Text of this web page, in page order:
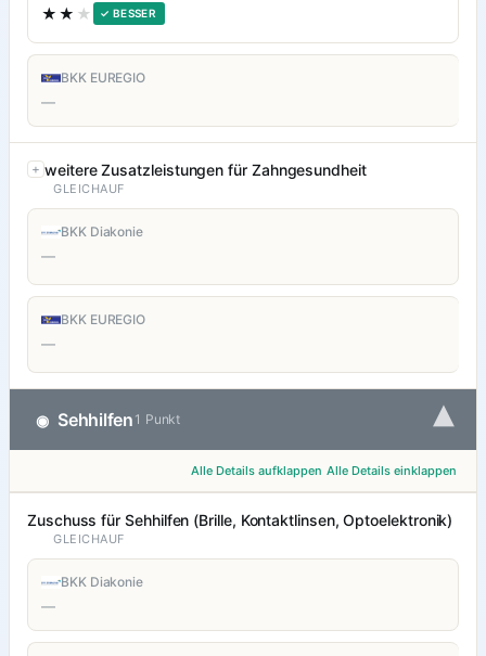
★★ ★ ✓ BESSER
BKK EUREGIO
—
weitere Zusatzleistungen für Zahngesundheit
GLEICHAUF
BKK Diakonie
—
BKK EUREGIO
—
◉ Sehhilfen 1 Punkt ▾
Alle Details aufklappen Alle Details einklappen
Zuschuss für Sehhilfen (Brille, Kontaktlinsen, Optoelektronik)
GLEICHAUF
BKK Diakonie
—